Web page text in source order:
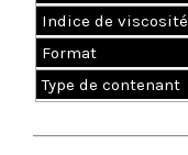
Indice de viscosité
Format
Type de contenant